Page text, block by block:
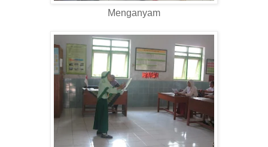
Menganyam